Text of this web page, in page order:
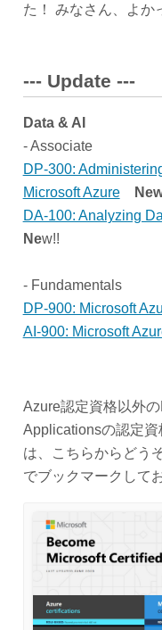
た！ みなさん、よか
--- Update ---
Data & AI
- Associate
DP-300:
Microsoft Azure
DA-100: Analyzing
New!!
- Fundamentals
DP-900: Microsoft
AI-900: Microsoft
Azure認定資格以外
Applicationsの認定
は、こちらからどう
でブックマークして